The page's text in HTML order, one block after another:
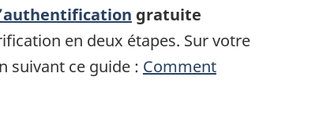
gratuite
en deux étapes. Sur votre
suivant ce guide : Comment